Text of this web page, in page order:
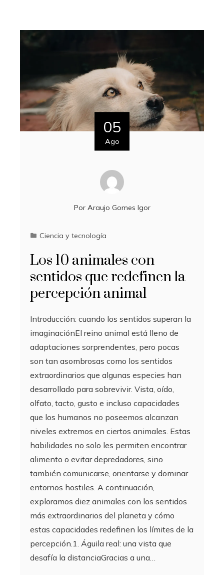
05
Ago
Por Araujo Gomes Igor
Ciencia y tecnología
Los 10 animales con
sentidos que redefinen la
percepción animal
Introducción: cuando los sentidos superan la
imaginaciónEl reino animal está lleno de
adaptaciones sorprendentes, pero pocas
son tan asombrosas como los sentidos
extraordinarios que algunas especies han
desarrollado para sobrevivir. Vista, oído,
olfato, tacto, gusto e incluso capacidades
que los humanos no poseemos alcanzan
niveles extremos en ciertos animales. Estas
habilidades no solo les permiten encontrar
alimento o evitar depredadores, sino
también comunicarse, orientarse y dominar
entornos hostiles. A continuación,
exploramos diez animales con los sentidos
más extraordinarios del planeta y cómo
estas capacidades redefinen los límites de la
percepción.1. Águila real: una vista que
desafía la distanciaGracias a una…